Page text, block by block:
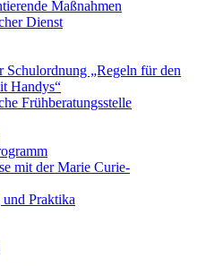
Maßnahmen
Dienst
Schulordnung „Regeln für den
Handys“
Frühberatungsstelle
mit der Marie Curie-
Praktika